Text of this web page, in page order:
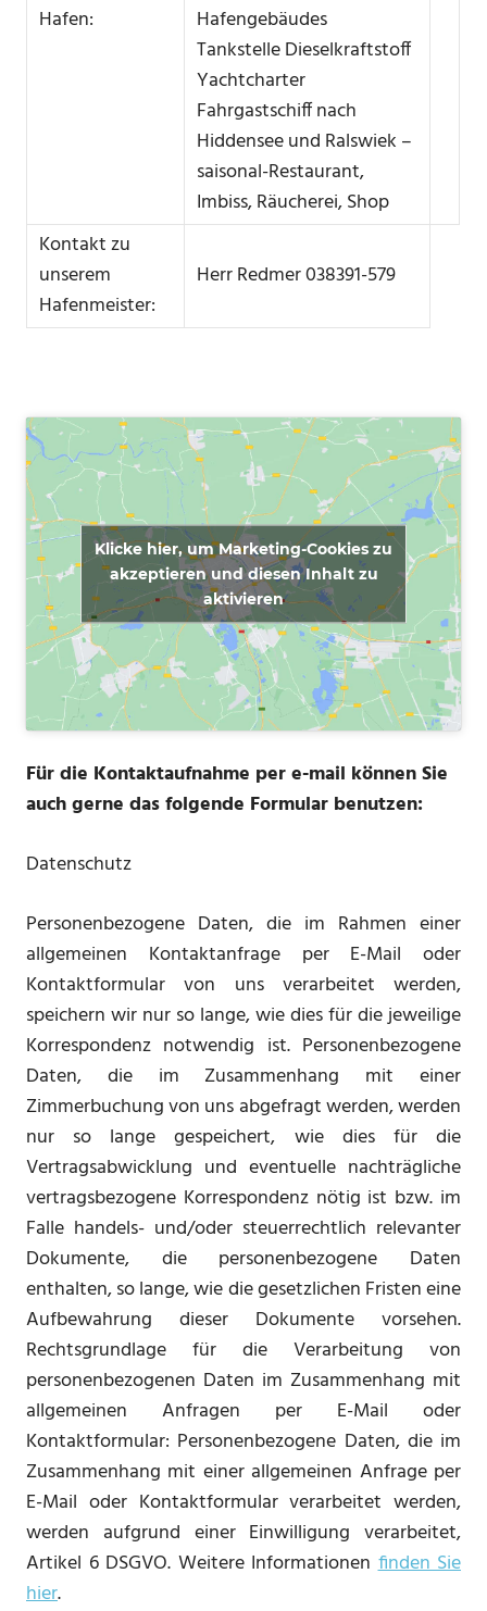
Hafen:
Hafengebäudes
Tankstelle Dieselkraftstoff
Yachtcharter
Fahrgastschiff nach
Hiddensee und Ralswiek –
saisonal-Restaurant,
Imbiss, Räucherei, Shop
Kontakt zu
unserem
Hafenmeister:
Herr Redmer 038391-579
Klicke hier, um Marketing-Cookies zu
akzeptieren und diesen Inhalt zu
aktivieren
Für die Kontaktaufnahme per e-mail können Sie
auch gerne das folgende Formular benutzen:
Datenschutz
Personenbezogene Daten, die im Rahmen einer
allgemeinen Kontaktanfrage per E-Mail oder
Kontaktformular von uns verarbeitet werden,
speichern wir nur so lange, wie dies für die jeweilige
Korrespondenz notwendig ist. Personenbezogene
Daten, die im Zusammenhang mit einer
Zimmerbuchung von uns abgefragt werden, werden
nur so lange gespeichert, wie dies für die
Vertragsabwicklung und eventuelle nachträgliche
vertragsbezogene Korrespondenz nötig ist bzw. im
Falle handels- und/oder steuerrechtlich relevanter
Dokumente, die personenbezogene Daten
enthalten, so lange, wie die gesetzlichen Fristen eine
Aufbewahrung dieser Dokumente vorsehen.
Rechtsgrundlage für die Verarbeitung von
personenbezogenen Daten im Zusammenhang mit
allgemeinen Anfragen per E-Mail oder
Kontaktformular: Personenbezogene Daten, die im
Zusammenhang mit einer allgemeinen Anfrage per
E-Mail oder Kontaktformular verarbeitet werden,
werden aufgrund einer Einwilligung verarbeitet,
Artikel 6 DSGVO. Weitere Informationenfinden Sie
hier.